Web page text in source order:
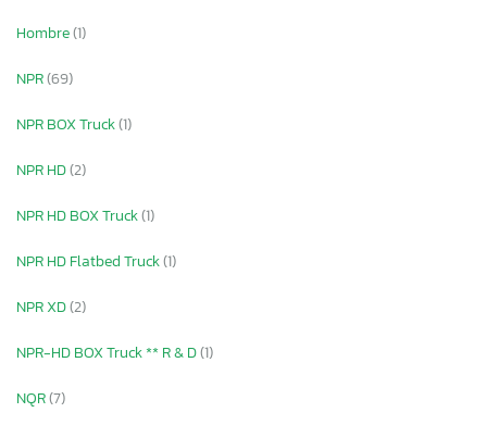
Hombre(1)
NPR(69)
NPR BOX Truck(1)
NPR HD(2)
NPR HD BOX Truck(1)
NPR HD Flatbed Truck(1)
NPR XD(2)
NPR-HD BOX Truck ** R & D(1)
NQR(7)